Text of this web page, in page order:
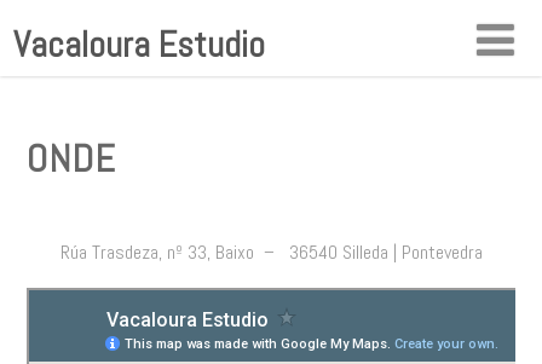
Vacaloura Estudio
ONDE
Rúa Trasdeza, nº 33, Baixo – 36540 Silleda | Pontevedra